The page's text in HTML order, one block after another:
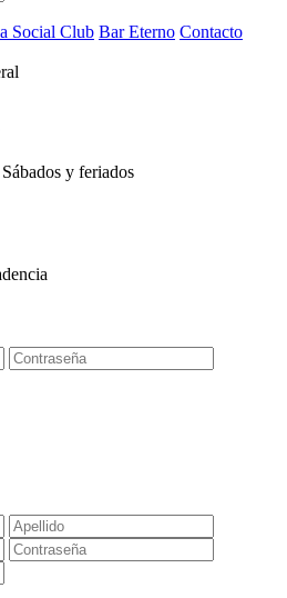
Social Club Bar Eterno Contacto
y feriados